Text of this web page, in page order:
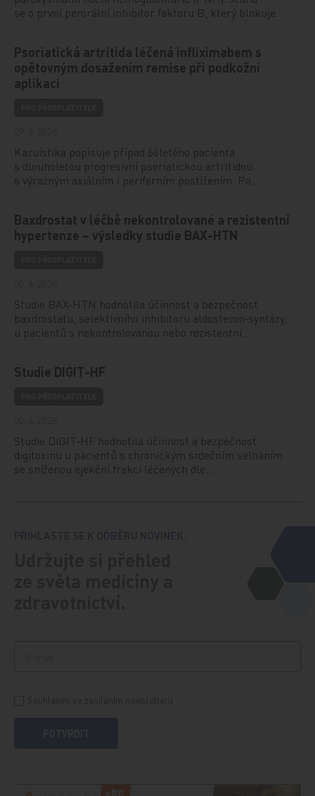
se o první perorální inhibitor faktoru B, který blokuje…
Psoriatická artritida léčená infliximabem s
opětovným dosažením remise při podkožní
aplikaci
Kazuistika popisuje případ 66letého pacienta
s dlouholetou progresivní psoriatickou artritidou
s výrazným axiálním i periferním postižením. Po…
Baxdrostat v léčbě nekontrolované a rezistentní
hypertenze – výsledky studie BAX-HTN
Studie BAX‑HTN hodnotila účinnost a bezpečnost
baxdrostatu, selektivního inhibitoru aldosteron‑syntázy,
u pacientů s nekontrolovanou nebo rezistentní…
Studie DIGIT-HF
Studie DIGIT‑HF hodnotila účinnost a bezpečnost
digitoxinu u pacientů s chronickým srdečním selháním
se sníženou ejekční frakcí léčených dle…